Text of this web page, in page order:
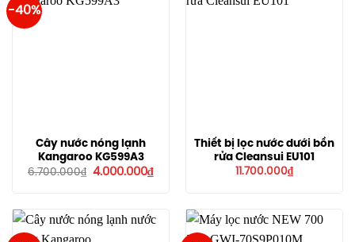
-40%
Cây nước nóng lạnh
Kangaroo KG599A3
6.700.000₫ Giá
4.000.000₫Giá
hiện
4.000.000₫.
Thiết bị lọc nước dưới bồn
rửa Cleansui EU101
11.700.000₫